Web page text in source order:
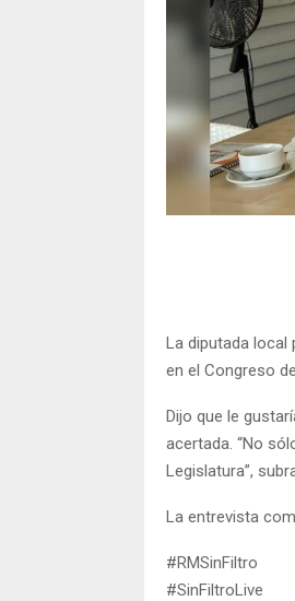
La diputada local
en el Congreso
Dijo que le
acertada. “No
Legislatura”,
La entrevista
#RMSinFiltro
#SinFiltroLive